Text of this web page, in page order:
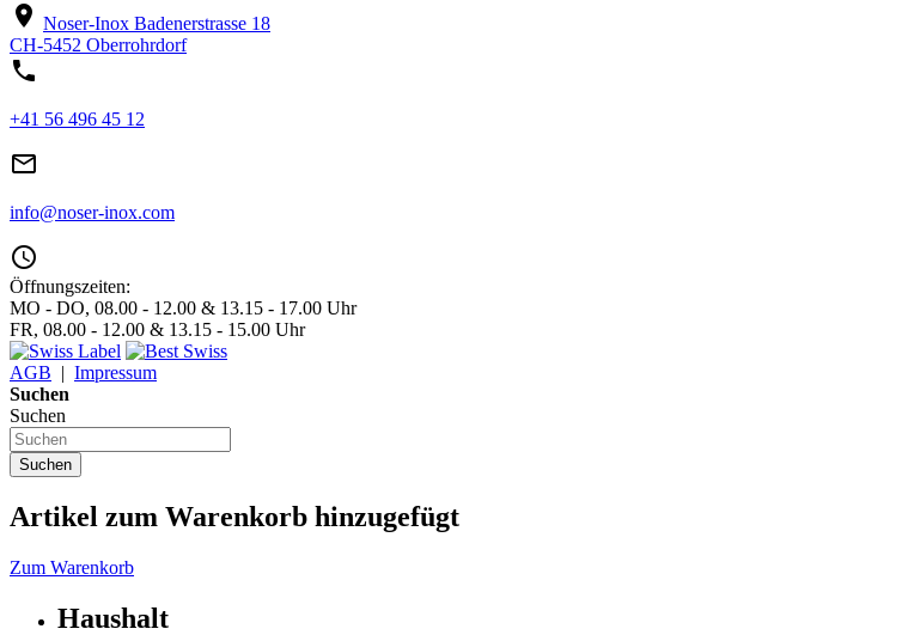
location_on Noser-Inox Badenerstrasse 18
CH-5452 Oberrohrdorf
phone
+41 56 496 45 12
mail_outline
info@noser-inox.com
access_time
Öffnungszeiten:
MO - DO, 08.00 - 12.00 & 13.15 - 17.00 Uhr
FR, 08.00 - 12.00 & 13.15 - 15.00 Uhr
AGB | Impressum
Suchen
Suchen
Suchen
Artikel zum Warenkorb hinzugefügt
Zum Warenkorb
Haushalt